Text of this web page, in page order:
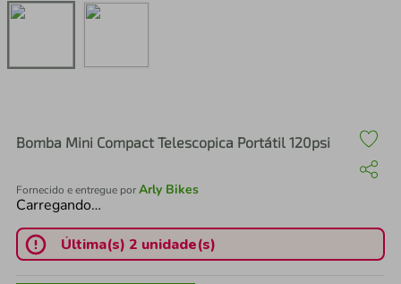
Bomba Mini Compact Telescopica Portátil 120psi
Fornecido e entregue porArly Bikes
Carregando…
Última(s) 2 unidade(s)
perfume